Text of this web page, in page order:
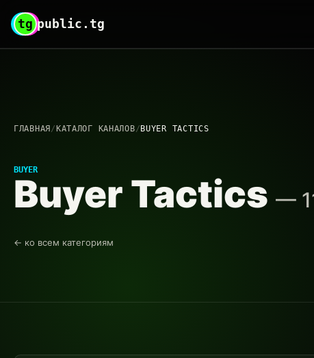
tg public.tg
ГЛАВНАЯ / КАТАЛОГ КАНАЛОВ/ BUYER TACTICS
BUYER
Buyer Tactics —
← ко всем категориям